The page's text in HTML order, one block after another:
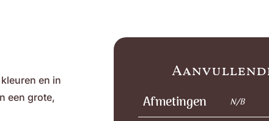
en in
een grote,
Afmetingen N/B